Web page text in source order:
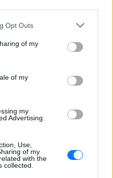
Opt Outs
of my
of my
my
Advertising.
Use,
of my
with the
collected.
από τα Όσκαρ
στο Disney+